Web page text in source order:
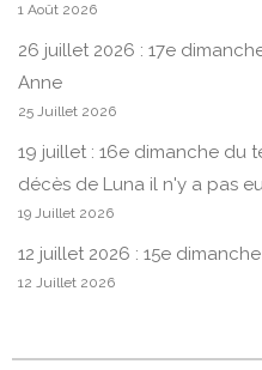
1 Août 2026
26 juillet 2026 : 17e
Anne
25 Juillet 2026
19 juillet : 16e dimanche du
décès de Luna il n'y a pas
19 Juillet 2026
12 juillet 2026 : 15e
12 Juillet 2026